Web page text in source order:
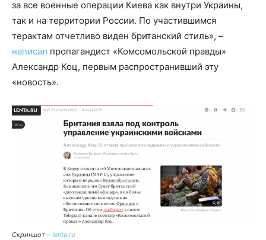
за все военные операции Киева как внутри Украины,
так и на территории России. По участившимся
терактам отчетливо виден британский стиль», –
написал пропагандист «Комсомольской правды»
Александр Коц, первым распространивший эту
«новость».
Скриншот – lenta.ru